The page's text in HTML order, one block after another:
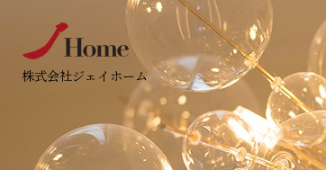
株式会社ジェイホーム